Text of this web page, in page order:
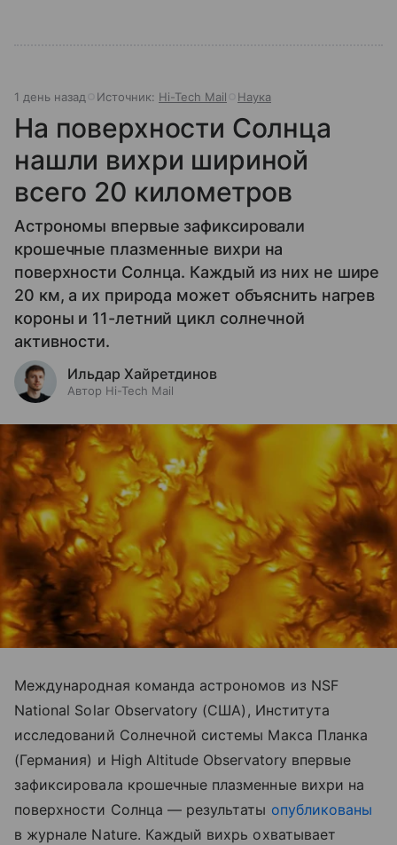
1 день назад Источник: Hi-Tech Mail Наука
На поверхности Солнца
нашли вихри шириной
всего 20 километров
Астрономы впервые зафиксировали
крошечные плазменные вихри на
поверхности Солнца. Каждый из них не шире
20 км, а их природа может объяснить нагрев
короны и 11-летний цикл солнечной
активности.
Ильдар Хайретдинов
Автор Hi-Tech Mail
Международная команда астрономов из NSF
National Solar Observatory (США), Института
исследований Солнечной системы Макса Планка
(Германия) и High Altitude Observatory впервые
зафиксировала крошечные плазменные вихри на
поверхности Солнца — результаты опубликованы
в журнале Nature. Каждый вихрь охватывает